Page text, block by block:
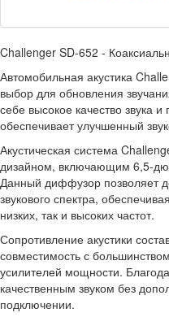
Challenger SD-652 -
Автомобильная акустика
выбор для обновления
себе высокое качество звука и
обеспечивает улучшенный
Акустическая система
дизайном, включающим 6,5-
Данный диффузор позволяет
звукового спектра,
низких, так и высоких частот.
Сопротивление акустики
совместимость с
усилителей мощности.
качественным звуком без
подключении.